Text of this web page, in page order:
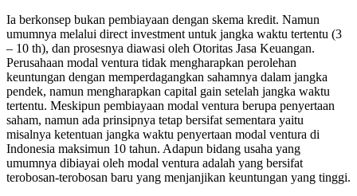
Ia berkonsep bukan pembiayaan dengan skema kredit. Namun
umumnya melalui direct investment untuk jangka waktu tertentu (3
– 10 th), dan prosesnya diawasi oleh Otoritas Jasa Keuangan.
Perusahaan modal ventura tidak mengharapkan perolehan
keuntungan dengan memperdagangkan sahamnya dalam jangka
pendek, namun mengharapkan capital gain setelah jangka waktu
tertentu. Meskipun pembiayaan modal ventura berupa penyertaan
saham, namun ada prinsipnya tetap bersifat sementara yaitu
misalnya ketentuan jangka waktu penyertaan modal ventura di
Indonesia maksimun 10 tahun. Adapun bidang usaha yang
umumnya dibiayai oleh modal ventura adalah yang bersifat
terobosan-terobosan baru yang menjanjikan keuntungan yang tinggi.